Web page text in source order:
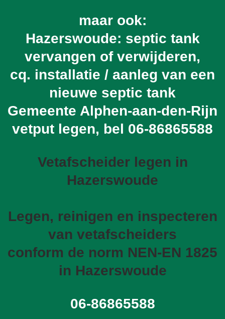
maar ook:
Hazerswoude: septic tank
vervangen of verwijderen,
cq. installatie / aanleg van een
nieuwe septic tank
Gemeente Alphen-aan-den-Rijn
vetput legen, bel 06-86865588
Vetafscheider legen in
Hazerswoude
Legen, reinigen en inspecteren
van vetafscheiders
conform de norm NEN-EN 1825
in Hazerswoude
06-86865588